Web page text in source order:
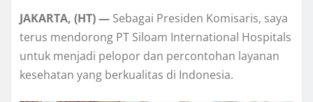
JAKARTA, (HT) — Sebagai Presiden Komisaris, saya
terus mendorong PT Siloam International Hospitals
untuk menjadi pelopor dan percontohan layanan
kesehatan yang berkualitas di Indonesia.